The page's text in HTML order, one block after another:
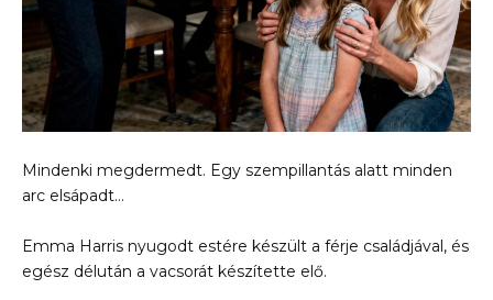
Mindenki megdermedt. Egy szempillantás alatt minden
arc elsápadt…
Emma Harris nyugodt estére készült a férje családjával, és
egész délután a vacsorát készítette elő.